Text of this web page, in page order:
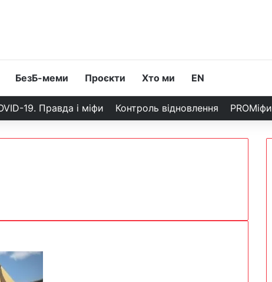
БезБ-меми Проєкти Хто ми EN
19. Правда і міфи Контроль відновлення PROМіфи